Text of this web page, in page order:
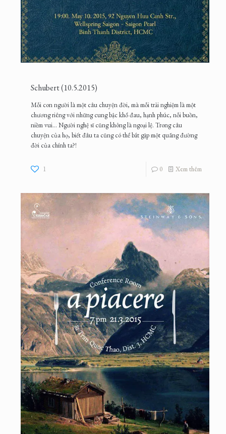
Schubert (10.5.2015)
Mỗi con người là một câu chuyện đời, mà mỗi trải nghiệm là một
chương riêng với những cung bậc khổ đau, hạnh phúc, nỗi buồn,
niềm vui… Người nghệ sĩ cũng không là ngoại lệ. Trong câu
chuyện của họ, biết đâu ta cũng có thể bắt gặp một quãng đường
đời của chính ta?!
1 0 Xem thêm